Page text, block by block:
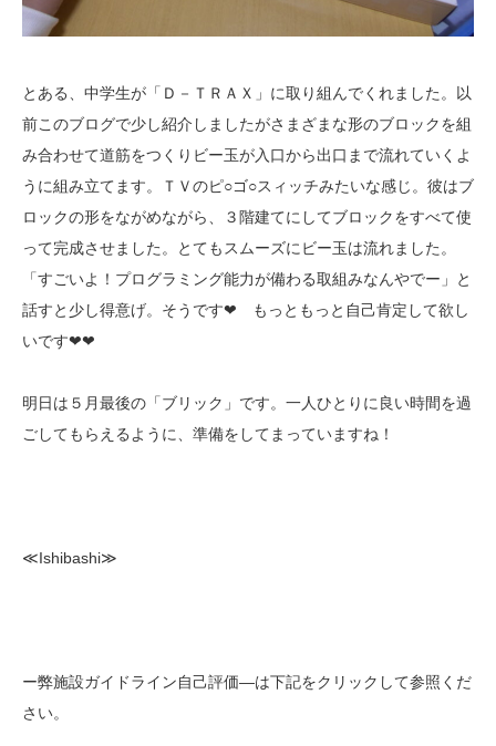
とある、中学生が「Ｄ－ＴＲＡＸ」に取り組んでくれました。以
前このブログで少し紹介しましたがさまざまな形のブロックを組
み合わせて道筋をつくりビー玉が入口から出口まで流れていくよ
うに組み立てます。ＴＶのピ○ゴ○スィッチみたいな感じ。彼はブ
ロックの形をながめながら、３階建てにしてブロックをすべて使
って完成させました。とてもスムーズにビー玉は流れました。
「すごいよ！プログラミング能力が備わる取組みなんやでー」と
話すと少し得意げ。そうです❤ もっともっと自己肯定して欲し
いです❤❤
明日は５月最後の「ブリック」です。一人ひとりに良い時間を過
ごしてもらえるように、準備をしてまっていますね！
≪Ishibashi≫
ー弊施設ガイドライン自己評価—は下記をクリックして参照くだ
さい。